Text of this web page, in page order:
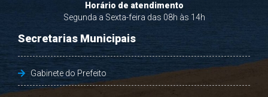
Horário de atendimento
Segunda a Sexta-feira das 08h às 14h
Secretarias Municipais
Gabinete do Prefeito